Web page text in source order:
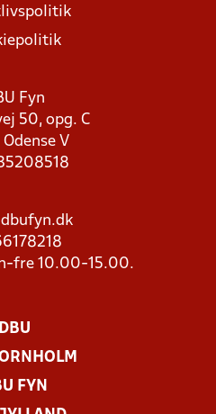
Fyn
50, opg. C
V
fre 10.00-15.00.
DBU
FYN